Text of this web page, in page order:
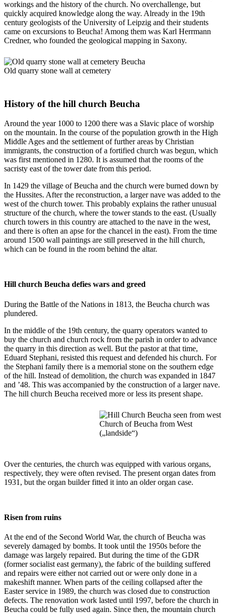
workings and the history of the church. No overchallenge, but
quickly acquired knowledge along the way. Already in the 19th
century geologists of the University of Leipzig and their students
came on excursions to Beucha! Among them was Karl Herrmann
Credner, who founded the geological mapping in Saxony.
Old quarry stone wall at cemetery
History of the hill church Beucha
Around the year 1000 to 1200 there was a Slavic place of worship
on the mountain. In the course of the population growth in the High
Middle Ages and the settlement of further areas by Christian
immigrants, the construction of a fortified church was begun, which
was first mentioned in 1280. It is assumed that the rooms of the
sacristy east of the tower date from this period.
In 1429 the village of Beucha and the church were burned down by
the Hussites. After the reconstruction, a larger nave was added to the
west of the church tower. This probably explains the rather unusual
structure of the church, where the tower stands to the east. (Usually
church towers in this country are attached to the nave in the west,
and there is often an apse for the chancel in the east). From the time
around 1500 wall paintings are still preserved in the hill church,
which can be found in the room behind the altar.
Hill church Beucha defies wars and greed
During the Battle of the Nations in 1813, the Beucha church was
plundered.
In the middle of the 19th century, the quarry operators wanted to
buy the church and church rock from the parish in order to advance
the quarry in this direction as well. But the pastor at that time,
Eduard Stephani, resisted this request and defended his church. For
the Stephani family there is a memorial stone on the southern edge
of the hill. Instead of demolition, the church was expanded in 1847
and ’48. This was accompanied by the construction of a larger nave.
The hill church Beucha received more or less its present shape.
Church of Beucha from West
(„landside“)
Over the centuries, the church was equipped with various organs,
respectively, they were often revised. The present organ dates from
1931, but the organ builder fitted it into an older organ case.
Risen from ruins
At the end of the Second World War, the church of Beucha was
severely damaged by bombs. It took until the 1950s before the
damage was largely repaired. But during the time of the GDR
(former socialist east germany), the fabric of the building suffered
and repairs were either not carried out or were only done in a
makeshift manner. When parts of the ceiling collapsed after the
Easter service in 1989, the church was closed due to construction
defects. The renovation work lasted until 1997, before the church in
Beucha could be fully used again. Since then, the mountain church